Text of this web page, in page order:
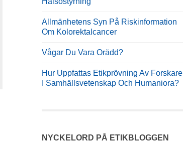
Allmänhetens Syn På Riskinformation
Om Kolorektalcancer
Vågar Du Vara Orädd?
Hur Uppfattas Etikprövning Av Forskare
I Samhällsvetenskap Och Humaniora?
NYCKELORD PÅ ETIKBLOGGEN